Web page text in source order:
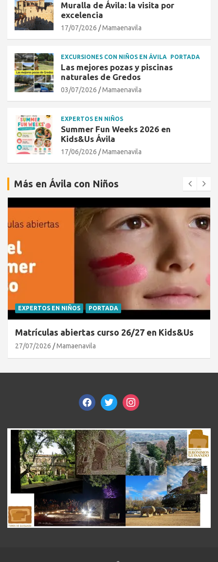
Muralla de Ávila: la visita por
excelencia
17/07/2026 Mamaenavila
EXCURSIONES CON NIÑOS EN ÁVILA PORTADA
Las mejores pozas y piscinas
naturales de Gredos
03/07/2026 Mamaenavila
EXPERTOS EN NIÑOS
Summer Fun Weeks 2026 en
Kids&Us Ávila
17/06/2026 Mamaenavila
Más en Ávila con Niños
EXPERTOS EN NIÑOS PORTADA
Matrículas abiertas curso 26/27 en Kids&Us
27/07/2026 Mamaenavila
facebooktwitterinstagram